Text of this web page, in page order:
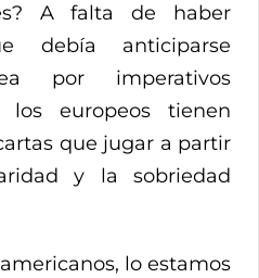
A falta de haber
debía anticiparse
por imperativos
los europeos tienen
que jugar a partir
y la sobriedad
lo estamos